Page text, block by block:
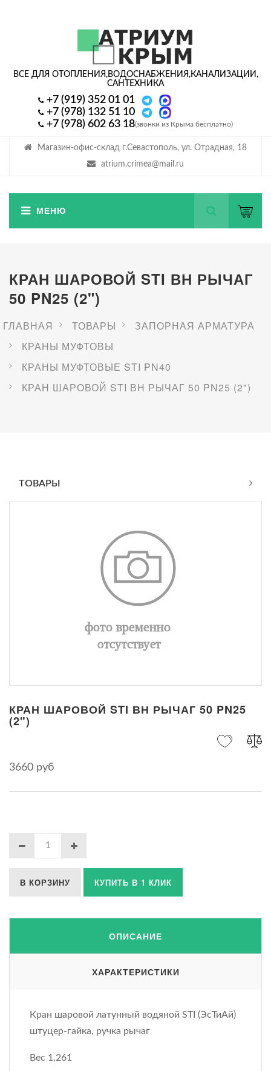
Магазин-офис-склад г.Севастополь, ул. Отрадная, 18
atrium.crimea@mail.ru
ВСЕ ДЛЯ ОТОПЛЕНИЯ,ВОДОСНАБЖЕНИЯ,КАНАЛИЗАЦИИ,
САНТЕХНИКА
+7 (919) 352 01 01
+7 (978) 132 51 10
+7 (978) 602 63 18(звонки из Крыма бесплатно)
КРАН ШАРОВОЙ STI ВН РЫЧАГ
50 PN25 (2")
ГЛАВНАЯ ТОВАРЫ
ЗАПОРНАЯ АРМАТУРА
КРАНЫ МУФТОВЫ
КРАНЫ МУФТОВЫЕ STI PN40
КРАН ШАРОВОЙ STI ВН РЫЧАГ 50 PN25 (2")
ТОВАРЫ
КРАН ШАРОВОЙ STI ВН РЫЧАГ 50 PN25
(2")
3660 руб
В КОРЗИНУ КУПИТЬ В 1 КЛИК
ОПИСАНИЕ
ХАРАКТЕРИСТИКИ
Кран шаровой латунный водяной STI (ЭсТиАй)
штуцер-гайка, ручка рычаг
Вес 1,261